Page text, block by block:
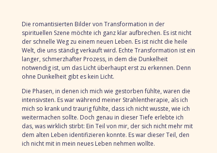
Die romantisierten Bilder von Transformation in der
spirituellen Szene möchte ich ganz klar aufbrechen. Es ist nicht
der schnelle Weg zu einem neuen Leben. Es ist nicht die heile
Welt, die uns ständig verkauft wird. Echte Transformation ist ein
langer, schmerzhafter Prozess, in dem die Dunkelheit
notwendig ist, um das Licht überhaupt erst zu erkennen. Denn
ohne Dunkelheit gibt es kein Licht.
Die Phasen, in denen ich mich wie gestorben fühlte, waren die
intensivsten. Es war während meiner Strahlentherapie, als ich
mich so krank und traurig fühlte, dass ich nicht wusste, wie ich
weitermachen sollte. Doch genau in dieser Tiefe erlebte ich
das, was wirklich stirbt: Ein Teil von mir, der sich nicht mehr mit
dem alten Leben identifizieren konnte. Es war dieser Teil, den
ich nicht mit in mein neues Leben nehmen wollte.